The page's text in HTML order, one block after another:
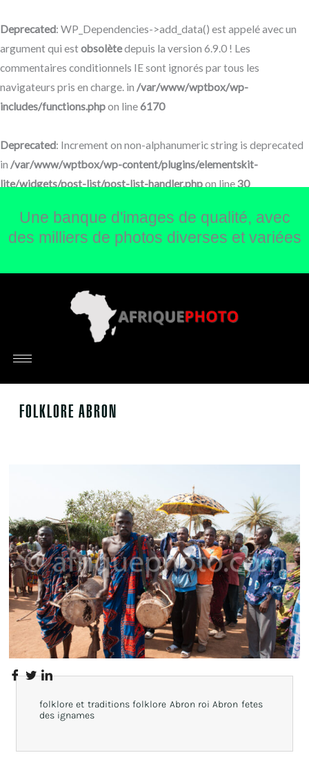
Deprecated: WP_Dependencies->add_data() est appelé avec un
argument qui estobsolètedepuis la version 6.9.0 ! Les
commentaires conditionnels IE sont ignorés par tous les
navigateurs pris en charge. in /var/www/wptbox/wp-
includes/functions.phpon line6170
Deprecated: Increment on non-alphanumeric string is deprecated
in /var/www/wptbox/wp-content/plugins/elementskit-
lite/widgets/post-list/post-list-handler.phpon line30
au
contenu
Une banque d'images de qualité, avec
des milliers de photos diverses et variées
FOLKLORE ABRON
folklore et traditions folklore Abron roi Abron fetes
des ignames